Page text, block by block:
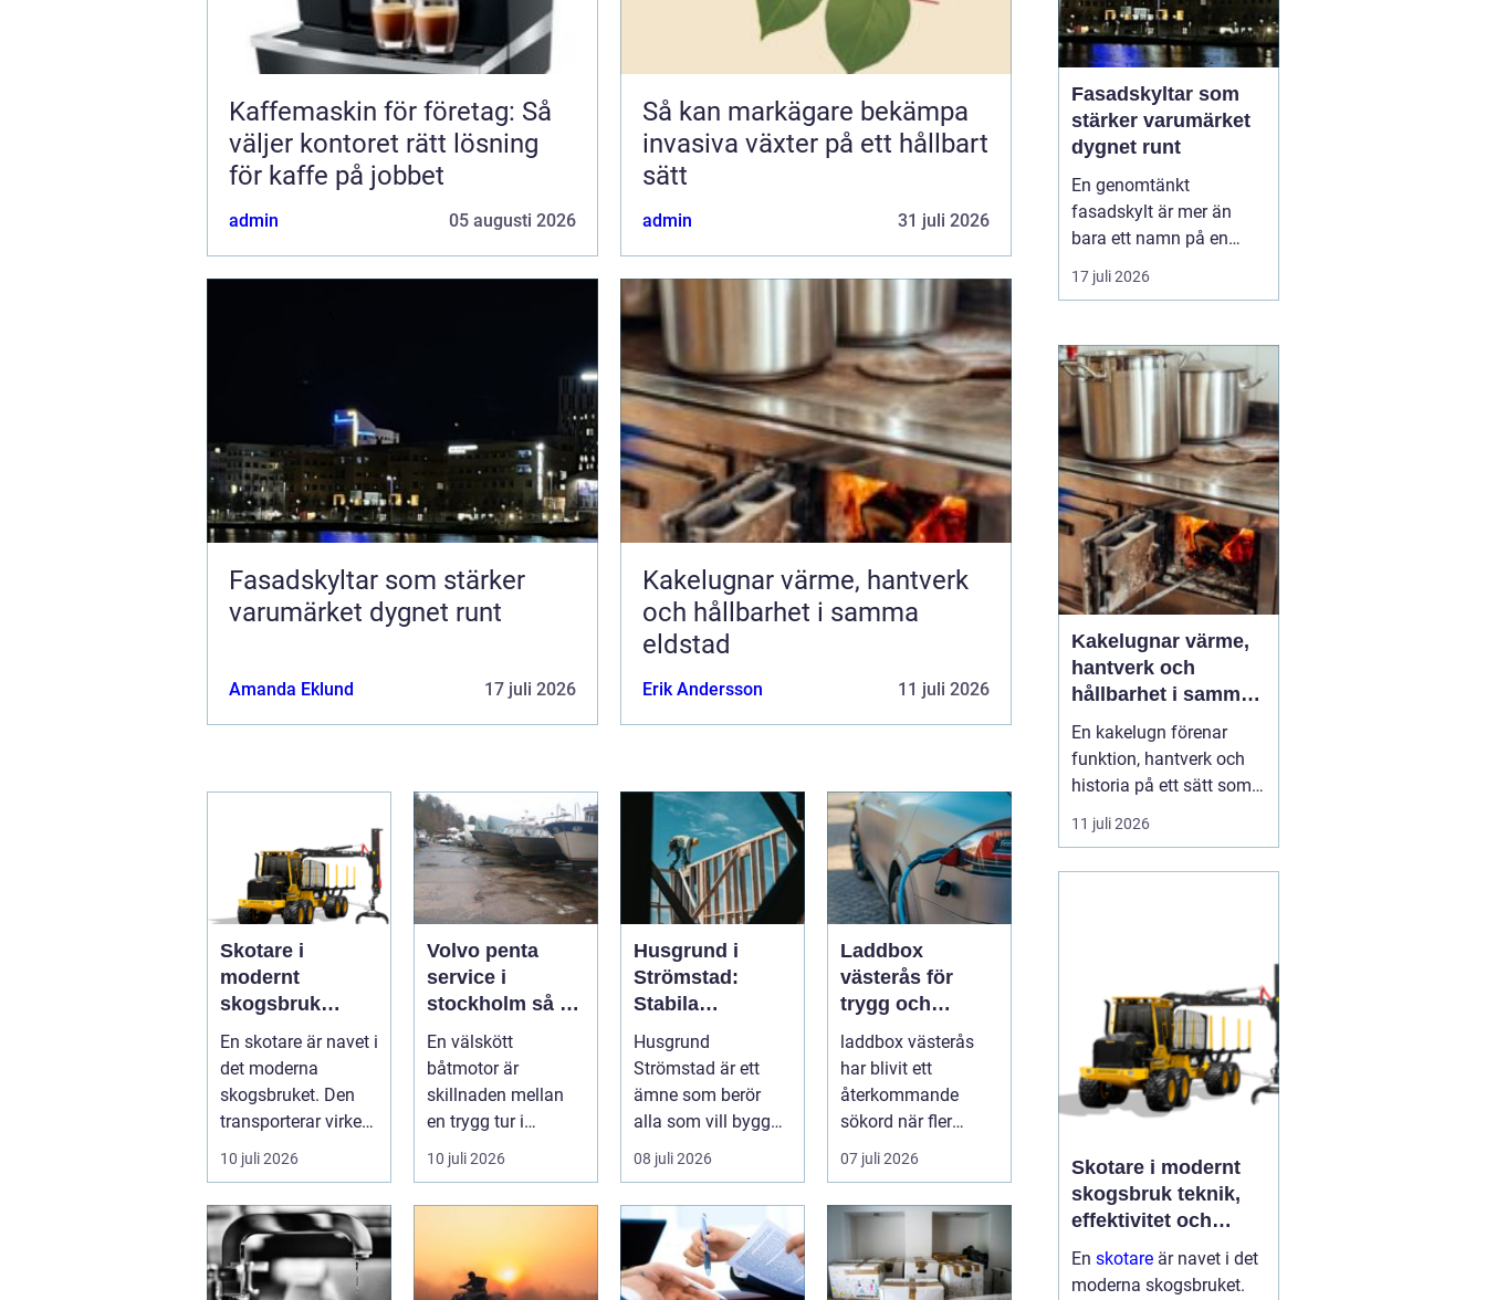
Kaffemaskin för företag: Så
väljer kontoret rätt lösning
för kaffe på jobbet
admin 05 augusti 2026
Så kan markägare bekämpa
invasiva växter på ett hållbart
sätt
admin 31 juli 2026
Fasadskyltar som stärker
varumärket dygnet runt
Amanda Eklund 17 juli 2026
Kakelugnar värme, hantverk
och hållbarhet i samma
eldstad
Erik Andersson 11 juli 2026
Skotare i
modernt
skogsbruk
teknik,
effektivitet och
hållbarhet
En skotare är navet i
det moderna
skogsbruket. Den
transporterar virke
från
avverkningsplatsen
till ...
10 juli 2026
Volvo penta
service i
stockholm så tar
du hand om din
båtmotor på rätt
sätt
En välskött
båtmotor är
skillnaden mellan
en trygg tur i
skärgården och en
sommar fylld av
ofrivilli...
10 juli 2026
Husgrund i
Strömstad:
Stabila
lösningar för
boende vid
kusten
Husgrund
Strömstad är ett
ämne som berör
alla som vill bygga
tryggt och lå...
08 juli 2026
Laddbox
västerås för
trygg och
effektiv
hemmaladdning
laddbox västerås
har blivit ett
återkommande
sökord när fler
elbilsägare vill
ladda hemma på ett
säk...
07 juli 2026
Fasadskyltar som
stärker varumärket
dygnet runt
En genomtänkt
fasadskylt är mer än
bara ett namn på en
vägg. Den fungerar som
företagets ansikte utåt,
signalerar kvalitet innan
någon ens har klivit
innanför dörren. F&o...
17 juli 2026
Kakelugnar värme,
hantverk och
hållbarhet i samma
eldstad
En kakelugn förenar
funktion, hantverk och
historia på ett sätt som
få andra
inredningsdetaljer gör.
energikostnader. I en tid
där många söker...
11 juli 2026
Skotare i modernt
skogsbruk teknik,
effektivitet och
hållbarhet
En skotare är navet i det
moderna skogsbruket.